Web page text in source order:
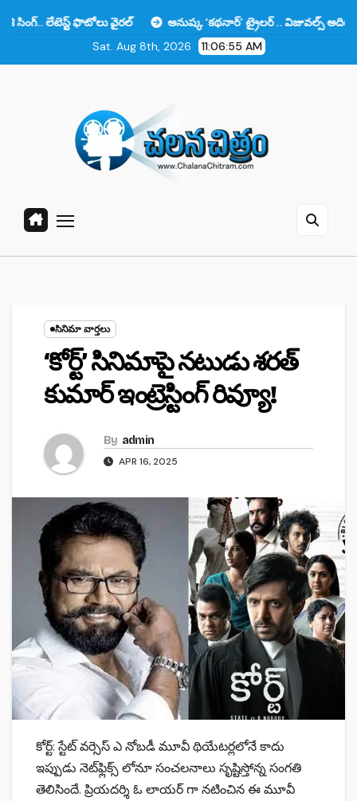
ఫొటోలు వైరల్
అనుష్క ‘కథనార్’ ట్రైలర్ .. విజువల్స్ అదిరిపోయాయి కానీ
Sat. Aug 8th, 2026
11:06:56 AM
సినిమా వార్తలు
‘కోర్ట్’ సినిమాపై నటుడు శరత్
కుమార్ ఇంట్రెస్టింగ్ రివ్యూ!
By admin
APR 16, 2025
కోర్ట్: స్టేట్ వర్సెస్ ఎ నోబడీ మూవీ థియేటర్లలోనే కాదు
ఇప్పుడు నెట్‌ఫ్లిక్స్ లోనూ సంచలనాలు సృష్టిస్తోన్న సంగతి
తెలిసిందే. ప్రియదర్శి ఓ లాయర్ గా నటించిన ఈ మూవీ